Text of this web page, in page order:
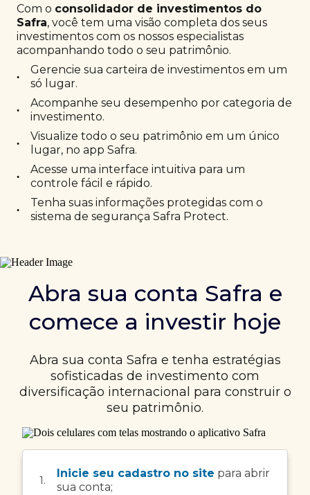
Com o consolidador de investimentos do
Safra, você tem uma visão completa dos seus
investimentos com os nossos especialistas
acompanhando todo o seu patrimônio.
•
Gerencie sua carteira de investimentos em um
só lugar.
•
Acompanhe seu desempenho por categoria de
investimento.
•
Visualize todo o seu patrimônio em um único
lugar, no app Safra.
•
Acesse uma interface intuitiva para um
controle fácil e rápido.
•
Tenha suas informações protegidas com o
sistema de segurança Safra Protect.
Abra sua conta Safra e
comece a investir hoje
Abra sua conta Safra e tenha estratégias
sofisticadas de investimento com
diversificação internacional para construir o
seu patrimônio.
1.
Inicie seu cadastro no site para abrir
sua conta;